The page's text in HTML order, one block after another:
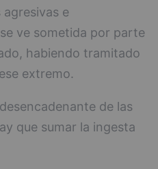
e
ve sometida por parte
habiendo tramitado
extremo.
de las
que sumar la ingesta